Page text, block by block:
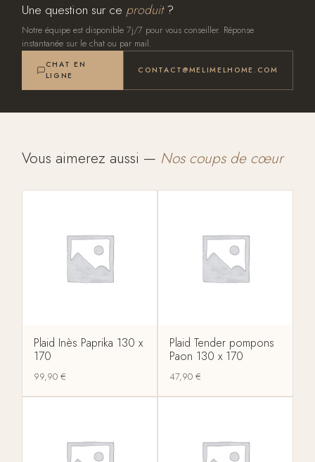
Une question sur ce produit?
Notre équipe est disponible 7j/7 pour vous conseiller. Réponse
instantanée sur le chat ou par mail.
CHAT EN
LIGNE
CONTACT@MELIMELHOME.COM
Vous aimerez aussi — Nos coups de cœur
Plaid Inès Paprika 130 x
170
99,90€
Plaid Tender pompons
Paon 130 x 170
47,90 €